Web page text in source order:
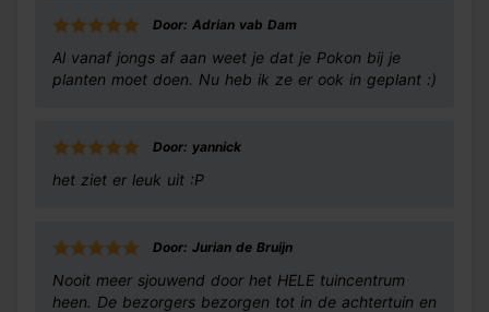
Door: Adrian vab Dam
Al vanaf jongs af aan weet je dat je Pokon bij je
planten moet doen. Nu heb ik ze er ook in geplant :)
Door: yannick
het ziet er leuk uit :P
Door: Jurian de Bruijn
Nooit meer sjouwend door het HELE tuincentrum
heen. De bezorgers bezorgen tot in de achtertuin en